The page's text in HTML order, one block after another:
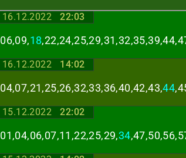
16.12.2022 22:03
06,09,18,22,24,25,29,31,32,35,
16.12.2022 14:02
04,07,21,25,26,32,33,36,40,42,43,44
15.12.2022 22:02
01,04,06,07,11,22,25,29,34,47,